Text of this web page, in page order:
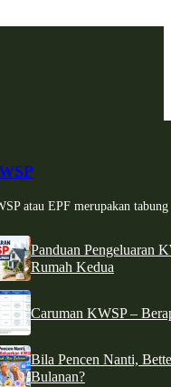
atau EPF merupakan
Panduan Pengeluaran
Rumah Kedua
Caruman KWSP –
Bila Pencen Nanti,
Bulanan?